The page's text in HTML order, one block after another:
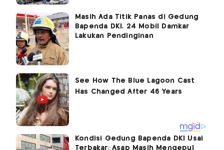
Masih Ada Titik Panas di Gedung
Bapenda DKI, 24 Mobil Damkar
Lakukan Pendinginan
Kondisi Gedung Bapenda DKI Usai
Terbakar: Asap Masih Mengepul